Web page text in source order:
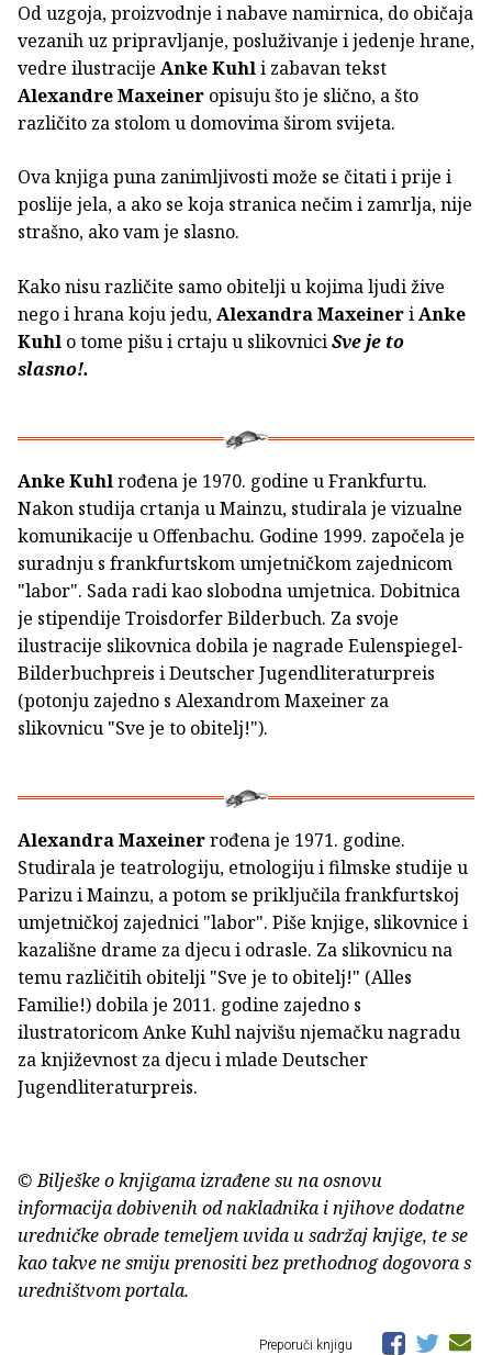
Od uzgoja, proizvodnje i nabave namirnica, do običaja
vezanih uz pripravljanje, posluživanje i jedenje hrane,
vedre ilustracije Anke Kuhli zabavan tekst
Alexandre Maxeiner opisuju što je slično, a što
različito za stolom u domovima širom svijeta.
Ova knjiga puna zanimljivosti može se čitati i prije i
poslije jela, a ako se koja stranica nečim i zamrlja, nije
strašno, ako vam je slasno.
Kako nisu različite samo obitelji u kojima ljudi žive
nego i hrana koju jedu,Alexandra MaxeineriAnke
Kuhl o tome pišu i crtaju u slikovniciSve je to
slasno!.
Anke Kuhlrođena je 1970. godine u Frankfurtu.
Nakon studija crtanja u Mainzu, studirala je vizualne
komunikacije u Offenbachu. Godine 1999. započela je
suradnju s frankfurtskom umjetničkom zajednicom
"labor". Sada radi kao slobodna umjetnica. Dobitnica
je stipendije Troisdorfer Bilderbuch. Za svoje
ilustracije slikovnica dobila je nagrade Eulenspiegel-
Bilderbuchpreis i Deutscher Jugendliteraturpreis
(potonju zajedno s Alexandrom Maxeiner za
slikovnicu "Sve je to obitelj!").
Alexandra Maxeinerrođena je 1971. godine.
Studirala je teatrologiju, etnologiju i filmske studije u
Parizu i Mainzu, a potom se priključila frankfurtskoj
umjetničkoj zajednici "labor". Piše knjige, slikovnice i
kazališne drame za djecu i odrasle. Za slikovnicu na
temu različitih obitelji "Sve je to obitelj!" (Alles
Familie!) dobila je 2011. godine zajedno s
ilustratoricom Anke Kuhl najvišu njemačku nagradu
za književnost za djecu i mlade Deutscher
Jugendliteraturpreis.
© Bilješke o knjigama izrađene su na osnovu
informacija dobivenih od nakladnika i njihove dodatne
uredničke obrade temeljem uvida u sadržaj knjige, te se
kao takve ne smiju prenositi bez prethodnog dogovora s
uredništvom portala.
Preporuči knjigu